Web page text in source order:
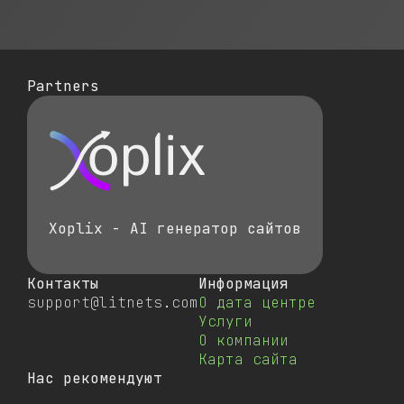
Partners
Xoplix - AI генератор сайтов
Контакты
support@litnets.com
Информация
О дата центре
Услуги
О компании
Карта сайта
Нас рекомендуют